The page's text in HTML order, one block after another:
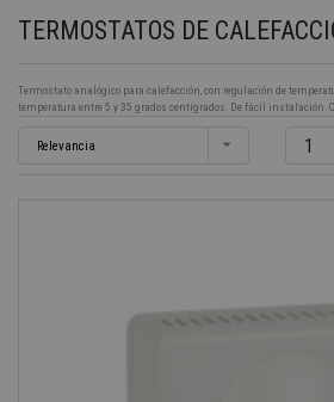
TERMOSTATOS DE
Termostato analógico para calefacción, con regulación de
temperatura entre 5 y 35 grados centígrados. De fácil instalación.
Relevancia 1